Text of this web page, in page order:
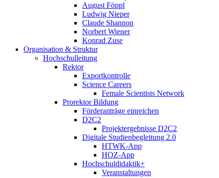
August Föppl
Ludwig Nieper
Claude Shannon
Norbert Wiener
Konrad Zuse
Organisation & Struktur
Hochschulleitung
Rektor
Exportkontrolle
Science Careers
Female Scientists Network
Prorektor Bildung
Förderanträge einreichen
D2C2
Projektergebnisse D2C2
Digitale Studienbegleitung 2.0
HTWK-App
HOZ-App
Hochschuldidaktik+
Veranstaltungen